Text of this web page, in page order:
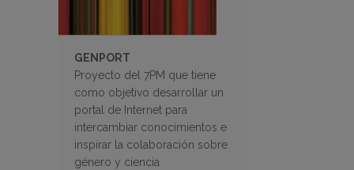
GENPORT
Proyecto del 7PM que tiene
como objetivo desarrollar un
portal de Internet para
intercambiar conocimientos e
inspirar la colaboración sobre
género y ciencia